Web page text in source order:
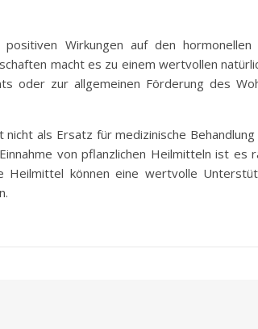
Wirkungen auf den
macht es zu einem wertvollen
oder zur allgemeinen Förderung des
als Ersatz für medizinische
von pflanzlichen Heilmitteln ist es
Heilmittel können eine wertvolle